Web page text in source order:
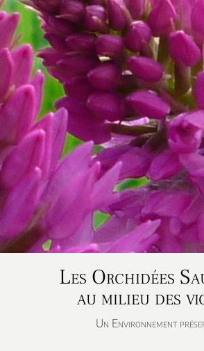
Les Orchidées
au milieu des
Un Environnement